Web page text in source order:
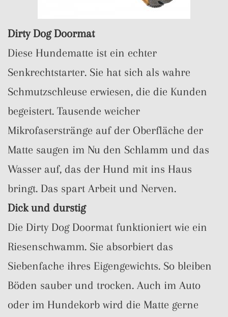
Dirty Dog Doormat
Diese Hundematte ist ein echter
Senkrechtstarter. Sie hat sich als wahre
Schmutzschleuse erwiesen, die die Kunden
begeistert. Tausende weicher
Mikrofaserstränge auf der Oberfläche der
Matte saugen im Nu den Schlamm und das
Wasser auf, das der Hund mit ins Haus
bringt. Das spart Arbeit und Nerven.
Dick und durstig
Die Dirty Dog Doormat funktioniert wie ein
Riesenschwamm. Sie absorbiert das
Siebenfache ihres Eigengewichts. So bleiben
Böden sauber und trocken. Auch im Auto
oder im Hundekorb wird die Matte gerne